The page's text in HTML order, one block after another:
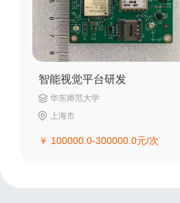
智能视觉平台研发
华东师范大学
上海市
￥ 100000.0-300000.0元/次